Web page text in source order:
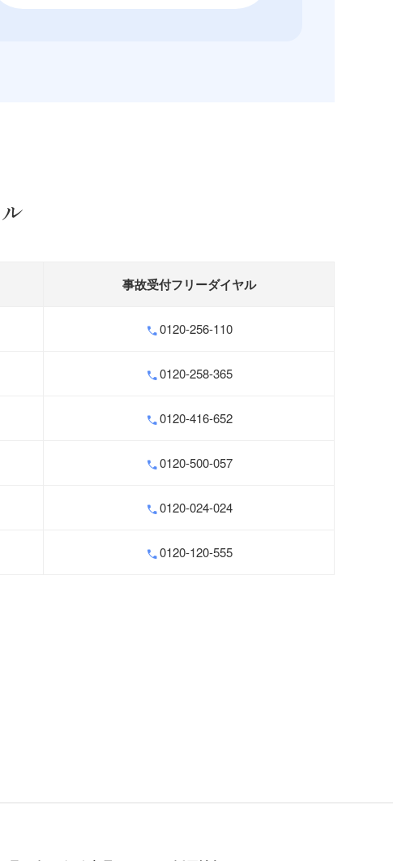
事故受付フリーダイヤル
0120-256-110
0120-258-365
0120-416-652
0120-500-057
0120-024-024
0120-120-555